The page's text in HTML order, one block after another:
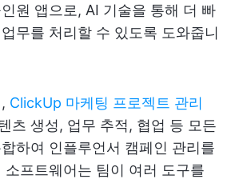
원 앱으로, AI 기술을 통해 더 빠
무를 처리할 수 있도록 도와줍니
ClickUp 마케팅 프로젝트 관리
츠 생성, 업무 추적, 협업 등 모든
하여 인플루언서 캠페인 관리를
소프트웨어는 팀이 여러 도구를